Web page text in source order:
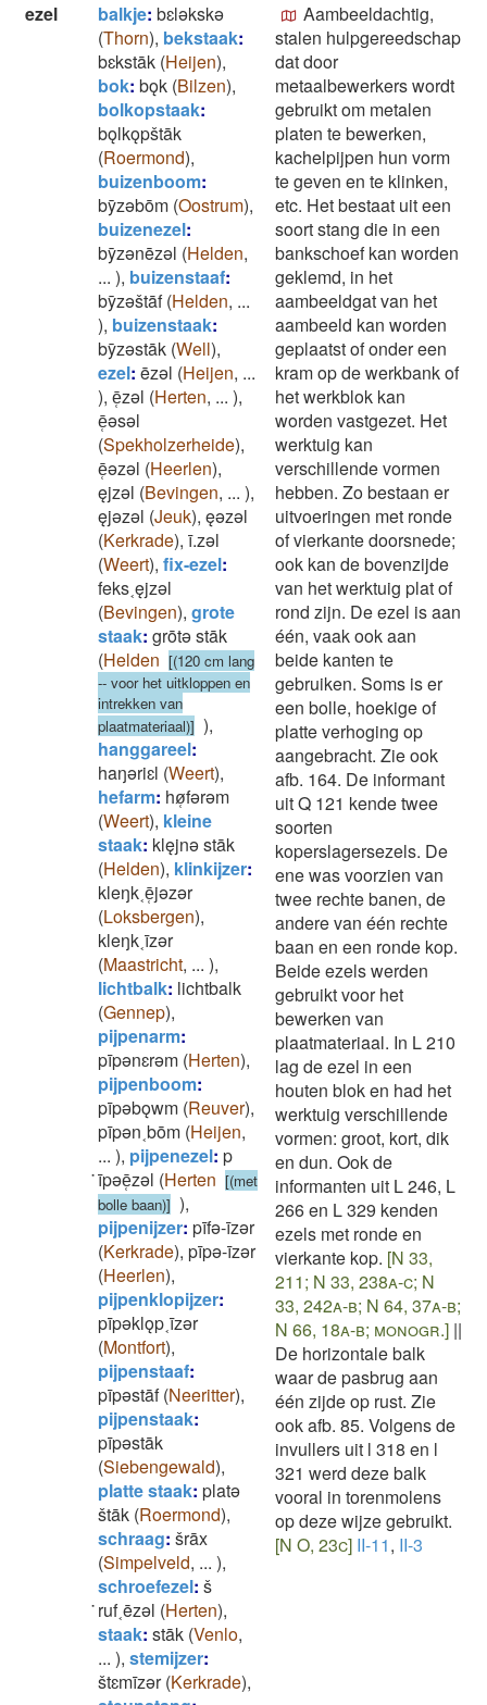
ezel
balkje: bɛlǝkskǝ
(Thorn), bekstaak:
bɛkstāk (Heijen),
bok: bǫk (Bilzen),
bolkopstaak:
bǫlkǫpštāk
(Roermond),
buizenboom:
bȳzǝbōm (Oostrum),
buizenezel:
bȳzǝnēzǝl (Helden,
... ), buizenstaaf:
bȳzǝštāf(Helden, ...
), buizenstaak:
bȳzǝstāk (Well),
ezel: ēzǝl (Heijen, ...
), ē̜zǝl (Herten, ... ),
ē̜ǝsǝl
(Spekholzerheide),
ē̜ǝzǝl (Heerlen),
ęjzǝl (Bevingen, ... ),
ęjǝzǝl (Jeuk), ęǝzǝl
(Kerkrade), ī.zǝl
(Weert), fix-ezel:
feks˱ęjzǝl
(Bevingen), grote
staak: grōtǝ stāk
(Helden [(120 cm lang
-- voor het uitkloppen en
intrekken van
plaatmateriaal)] ),
hanggareel:
haŋǝriɛl (Weert),
hefarm: hø̜fǝrǝm
(Weert), kleine
staak: klęjnǝ stāk
(Helden), klinkijzer:
kleŋk˱ē̜jǝzǝr
(Loksbergen),
kleŋk˱īzǝr
(Maastricht, ... ),
lichtbalk: lichtbalk
(Gennep),
pijpenarm:
pīpǝnɛrǝm (Herten),
pijpenboom:
pīpǝbǫwm (Reuver),
pīpǝn˱bōm (Heijen,
... ), pijpenezel: p
̇īpǝē̜zǝl (Herten [(met
bolle baan)] ),
pijpenijzer: pīfǝ-īzǝr
(Kerkrade), pīpǝ-īzǝr
(Heerlen),
pijpenklopijzer:
pīpǝklǫp˱īzǝr
(Montfort),
pijpenstaaf:
pīpǝstāf(Neeritter),
pijpenstaak:
pīpǝstāk
(Siebengewald),
platte staak: platǝ
štāk (Roermond),
schraag: šrāx
(Simpelveld, ... ),
schroefezel: š
̇ruf˱ēzǝl (Herten),
staak: stāk (Venlo,
... ), stemijzer:
štɛmīzǝr(Kerkrade),
Aambeeldachtig,
stalen hulpgereedschap
dat door
metaalbewerkers wordt
gebruikt om metalen
platen te bewerken,
kachelpijpen hun vorm
te geven en te klinken,
etc. Het bestaat uit een
soort stang die in een
bankschoef kan worden
geklemd, in het
aambeeldgat van het
aambeeld kan worden
geplaatst of onder een
kram op de werkbank of
het werkblok kan
worden vastgezet. Het
werktuig kan
verschillende vormen
hebben. Zo bestaan er
uitvoeringen met ronde
of vierkante doorsnede;
ook kan de bovenzijde
van het werktuig plat of
rond zijn. De ezel is aan
één, vaak ook aan
beide kanten te
gebruiken. Soms is er
een bolle, hoekige of
platte verhoging op
aangebracht. Zie ook
afb. 164. De informant
uit Q 121 kende twee
soorten
koperslagersezels. De
ene was voorzien van
twee rechte banen, de
andere van één rechte
baan en een ronde kop.
Beide ezels werden
gebruikt voor het
bewerken van
plaatmateriaal. In L 210
lag de ezel in een
houten blok en had het
werktuig verschillende
vormen: groot, kort, dik
en dun. Ook de
informanten uit L 246, L
266 en L 329 kenden
ezels met ronde en
vierkante kop. [N 33,
211; N 33, 238a-c; N
33, 242a-b; N 64, 37a-b;
N 66, 18a-b; monogr.] ||
De horizontale balk
waar de pasbrug aan
één zijde op rust. Zie
ook afb. 85. Volgens de
invullers uit l 318 en l
321 werd deze balk
vooral in torenmolens
op deze wijze gebruikt.
[N O, 23c] II-11, II-3